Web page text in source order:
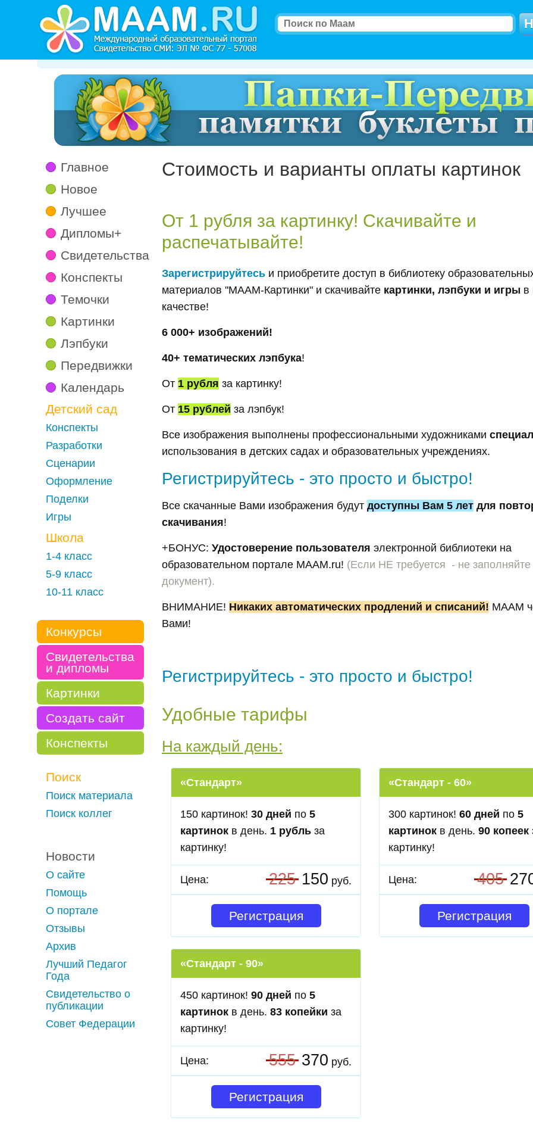
Главное
Новое
Лучшее
Дипломы+
Свидетельства
Конспекты
Темочки
Картинки
Лэпбуки
Передвижки
Календарь
Детский сад
Конспекты
Разработки
Сценарии
Оформление
Поделки
Игры
Школа
1-4 класс
5-9 класс
10-11 класс
Конкурсы
Свидетельства
и дипломы
Картинки
Создать сайт
Конспекты
Поиск
Поиск материала
Поиск коллег
Новости
О сайте
Помощь
О портале
Отзывы
Архив
Лучший Педагог
Года
Свидетельство о
публикации
Совет Федерации
Стоимость и варианты оплаты картинок
От 1 рубля за картинку! Скачивайте и
распечатывайте!
Зарегистрируйтесь и приобретите доступ в библиотеку
материалов "МААМ-Картинки" и скачивайте картинки, лэпбуки и игры в
качестве!
6 000+ изображений!
40+ тематических лэпбука!
От 1 рубля за картинку!
От 15 рублей за лэпбук!
Все изображения выполнены профессиональными художниками
использования в детских садах и образовательных учреждениях.
Регистрируйтесь - это просто и быстро!
Все скачанные Вами изображения будут доступны Вам 5 лет для
скачивания!
+БОНУС: Удостоверение пользователя электронной библиотеки на
образовательном портале MAAM.ru! (Если НЕ требуется - не заполняйте
документ).
ВНИМАНИЕ! Никаких автоматических продлений и списаний! МААМ
Вами!
Регистрируйтесь - это просто и быстро!
Удобные тарифы
На каждый день:
«Стандарт»
150 картинок! 30 дней по 5
картинок в день. 1 рубль за
картинку!
225 150 руб.
Цена:
Регистрация
«Стандарт - 60»
300 картинок! 60 дней по 5
картинок в день. 90 копеек
картинку!
405
Цена:
Регистрация
«Стандарт - 90»
450 картинок! 90 дней по 5
картинок в день. 83 копейки за
картинку!
555 370 руб.
Цена:
Регистрация